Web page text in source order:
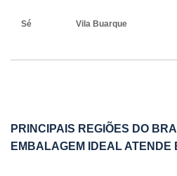
Sé
Vila Buarque
PRINCIPAIS REGIÕES DO
EMBALAGEM IDEAL ATENDE